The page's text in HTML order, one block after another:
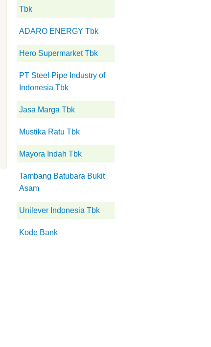
Tbk
ADARO ENERGY Tbk
Hero Supermarket Tbk
PT Steel Pipe Industry of
Indonesia Tbk
Jasa Marga Tbk
Mustika Ratu Tbk
Mayora Indah Tbk
Tambang Batubara Bukit
Asam
Unilever Indonesia Tbk
Kode Bank